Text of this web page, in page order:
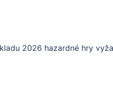
2026 hazardné hry